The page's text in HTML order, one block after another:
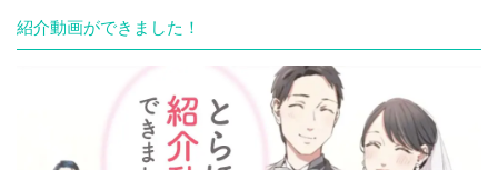
紹介動画ができました！